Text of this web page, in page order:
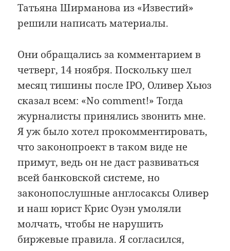
Татьяна Ширманова из «Известий»
решили написать материалы.
Они обращались за комментарием в
четверг, 14 ноября. Поскольку шел
месяц тишины после IPO, Оливер Хьюз
сказал всем: «No comment!» Тогда
журналисты принялись звонить мне.
Я уж было хотел прокомментировать,
что законопроект в таком виде не
примут, ведь он не даст развиваться
всей банковской системе, но
законопослушные англосаксы Оливер
и наш юрист Крис Оуэн умоляли
молчать, чтобы не нарушить
биржевые правила. Я согласился,